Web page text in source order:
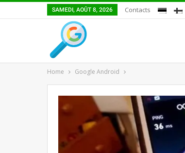
SAMEDI, AOÛT 8, 2026 Contacts
Home Google Android